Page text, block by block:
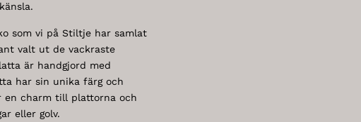
som vi på Stiltje har samlat
valt ut de vackraste
är handgjord med
har sin unika färg och
en charm till plattorna och
eller golv.